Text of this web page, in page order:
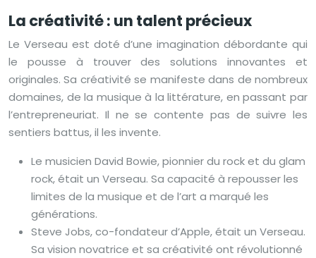
La créativité : un talent précieux
Le Verseau est doté d’une imagination débordante qui
le pousse à trouver des solutions innovantes et
originales. Sa créativité se manifeste dans de nombreux
domaines, de la musique à la littérature, en passant par
l’entrepreneuriat. Il ne se contente pas de suivre les
sentiers battus, il les invente.
Le musicien David Bowie, pionnier du rock et du glam
rock, était un Verseau. Sa capacité à repousser les
limites de la musique et de l’art a marqué les
générations.
Steve Jobs, co-fondateur d’Apple, était un Verseau.
Sa vision novatrice et sa créativité ont révolutionné